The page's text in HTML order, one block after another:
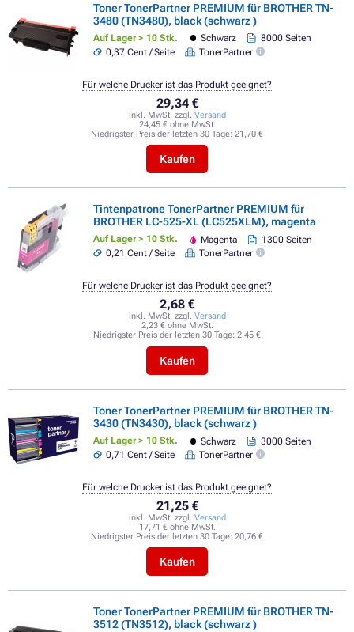
Toner TonerPartner PREMIUM für BROTHER TN-
3480 (TN3480), black (schwarz )
Auf Lager > 10 Stk. Schwarz
8000 Seiten
0,37 Cent / Seite
TonerPartner
29,34 €
inkl. MwSt. zzgl. Versand
24,45 € ohne MwSt.
Niedrigster Preis der letzten 30 Tage: 21,70 €
Kaufen
Für welche Drucker ist das Produkt geeignet?
Tintenpatrone TonerPartner PREMIUM für
BROTHER LC-525-XL (LC525XLM), magenta
Auf Lager > 10 Stk. Magenta
1300 Seiten
0,21 Cent / Seite
TonerPartner
2,68 €
inkl. MwSt. zzgl. Versand
2,23 € ohne MwSt.
Niedrigster Preis der letzten 30 Tage: 2,45 €
Kaufen
Für welche Drucker ist das Produkt geeignet?
Toner TonerPartner PREMIUM für BROTHER TN-
3430 (TN3430), black (schwarz )
Auf Lager > 10 Stk. Schwarz
3000 Seiten
0,71 Cent / Seite
TonerPartner
21,25 €
inkl. MwSt. zzgl. Versand
17,71 € ohne MwSt.
Niedrigster Preis der letzten 30 Tage: 20,76 €
Kaufen
Für welche Drucker ist das Produkt geeignet?
Toner TonerPartner PREMIUM für BROTHER TN-
3512 (TN3512), black (schwarz )